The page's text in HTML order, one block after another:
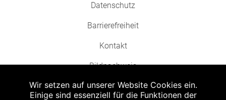
Datenschutz
Barrierefreiheit
Kontakt
Bildnachweis
Wir setzen auf unserer Website Cookies ein.
Einige sind essenziell für die Funktionen der